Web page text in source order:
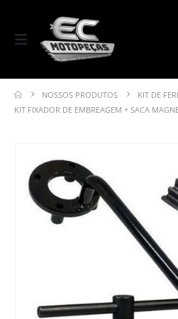
NOSSOS PRODUTOS
KIT DE
KIT FIXADOR DE EMBREAGEM + SACA